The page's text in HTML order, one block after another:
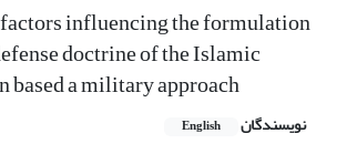
influencing the formulation
doctrine of the Islamic
based a military approach
نویسندگان English